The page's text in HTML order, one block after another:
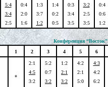
5:4
3:4
2:5
0:4
2:0
1:6
1:3
3:7
1:2
1:4
0:2
0:5
0:3
3:4
3:5
3:2
2:5
3:5
0:4
0:6
1:2
Конференция “Восток”
1 2 3 4 5 6
*
2:1
4:5
3:2
5:2
0:7
3:2
1:2
2:1
3:2
4:2
2:1
5:0
4:3
4:2
6:2